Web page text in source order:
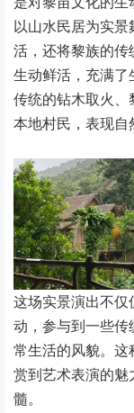
以山水民居为实
活，还将黎族的传
生动鲜活，充满
传统的钻木取火
本地村民，表现自
这场实景演出不
动，参与到一些
常生活的风貌。
赏到艺术表演的
髓。